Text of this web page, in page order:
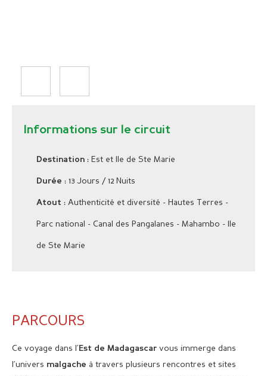
Informations sur le circuit
Destination : Est et Ile de Ste Marie
Durée : 13 Jours / 12 Nuits
Atout : Authenticité et diversité - Hautes Terres -
Parc national - Canal des Pangalanes - Mahambo - Ile
de Ste Marie
PARCOURS
Ce voyage dans l’ Est de Madagascar vous immerge dans
l’univers malgache à travers plusieurs rencontres et sites